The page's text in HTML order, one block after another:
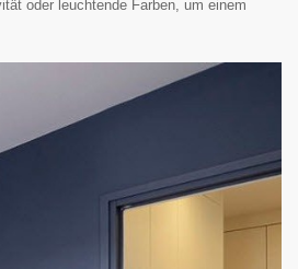
oder leuchtende Farben, um einem